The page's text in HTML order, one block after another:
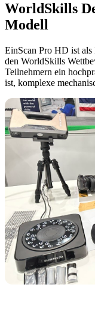
WorldSkills
Modell
EinScan Pro HD ist
den WorldSkills
Teilnehmern ein
ist, komplexe